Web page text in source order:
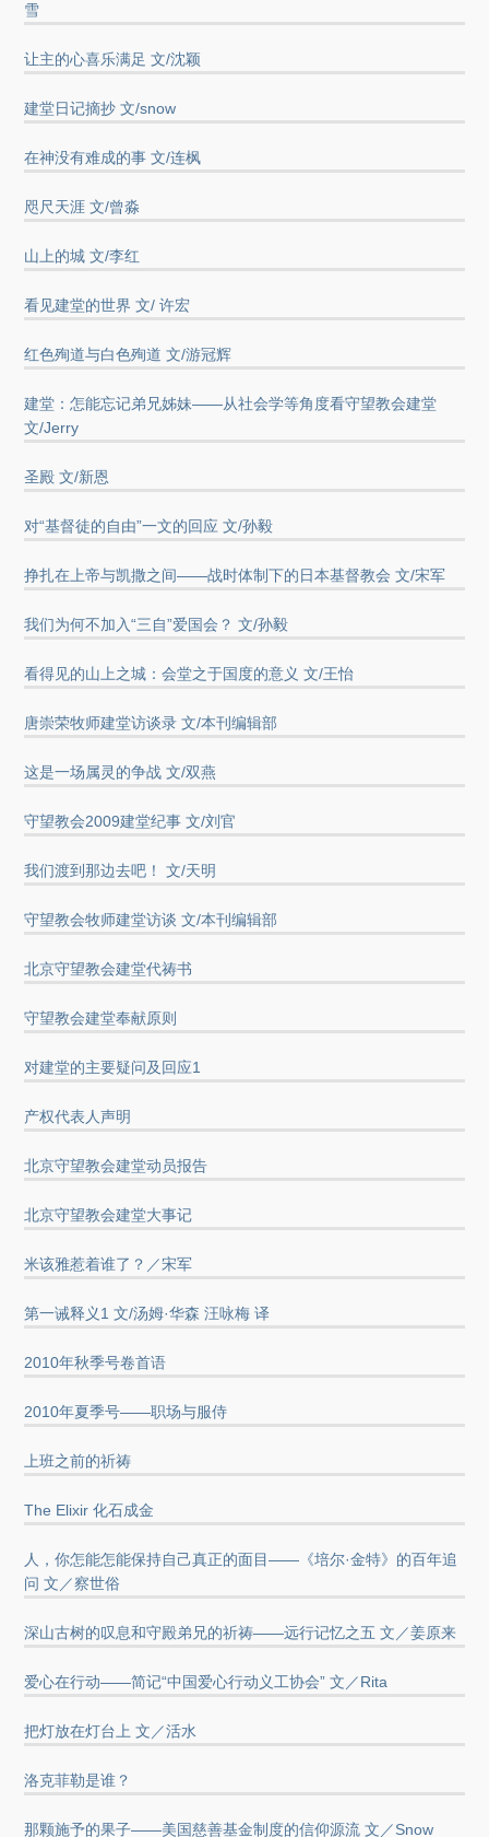
雪
让主的心喜乐满足 文/沈颖
建堂日记摘抄 文/snow
在神没有难成的事 文/连枫
咫尺天涯 文/曾淼
山上的城 文/李红
看见建堂的世界 文/ 许宏
红色殉道与白色殉道 文/游冠辉
建堂：怎能忘记弟兄姊妹——从社会学等角度看守望教会建堂
文/Jerry
圣殿 文/新恩
对“基督徒的自由”一文的回应 文/孙毅
挣扎在上帝与凯撒之间——战时体制下的日本基督教会 文/宋军
我们为何不加入“三自”爱国会？ 文/孙毅
看得见的山上之城：会堂之于国度的意义 文/王怡
唐崇荣牧师建堂访谈录 文/本刊编辑部
这是一场属灵的争战 文/双燕
守望教会2009建堂纪事 文/刘官
我们渡到那边去吧！ 文/天明
守望教会牧师建堂访谈 文/本刊编辑部
北京守望教会建堂代祷书
守望教会建堂奉献原则
对建堂的主要疑问及回应1
产权代表人声明
北京守望教会建堂动员报告
北京守望教会建堂大事记
米该雅惹着谁了？／宋军
第一诫释义1 文/汤姆·华森 汪咏梅 译
2010年秋季号卷首语
2010年夏季号——职场与服侍
上班之前的祈祷
The Elixir 化石成金
人，你怎能怎能保持自己真正的面目——《培尔·金特》的百年追
问 文／察世俗
深山古树的叹息和守殿弟兄的祈祷——远行记忆之五 文／姜原来
爱心在行动——简记“中国爱心行动义工协会” 文／Rita
把灯放在灯台上 文／活水
洛克菲勒是谁？
那颗施予的果子——美国慈善基金制度的信仰源流 文／Snow